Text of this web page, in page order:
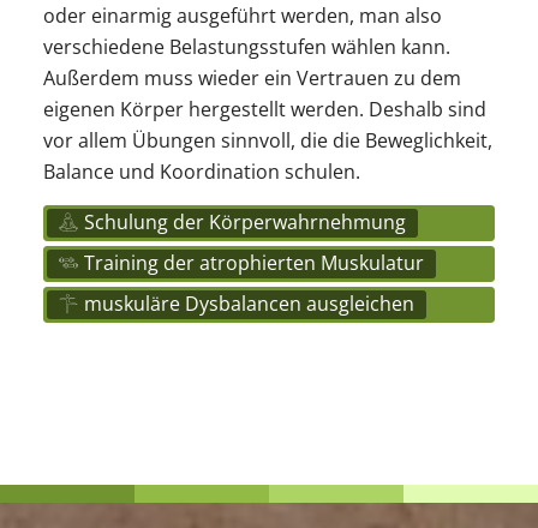
oder einarmig ausgeführt werden, man also
verschiedene Belastungsstufen wählen kann.
Außerdem muss wieder ein Vertrauen zu dem
eigenen Körper hergestellt werden. Deshalb sind
vor allem Übungen sinnvoll, die die Beweglichkeit,
Balance und Koordination schulen.
Schulung der Körperwahrnehmung
Training der atrophierten Muskulatur
muskuläre Dysbalancen ausgleichen